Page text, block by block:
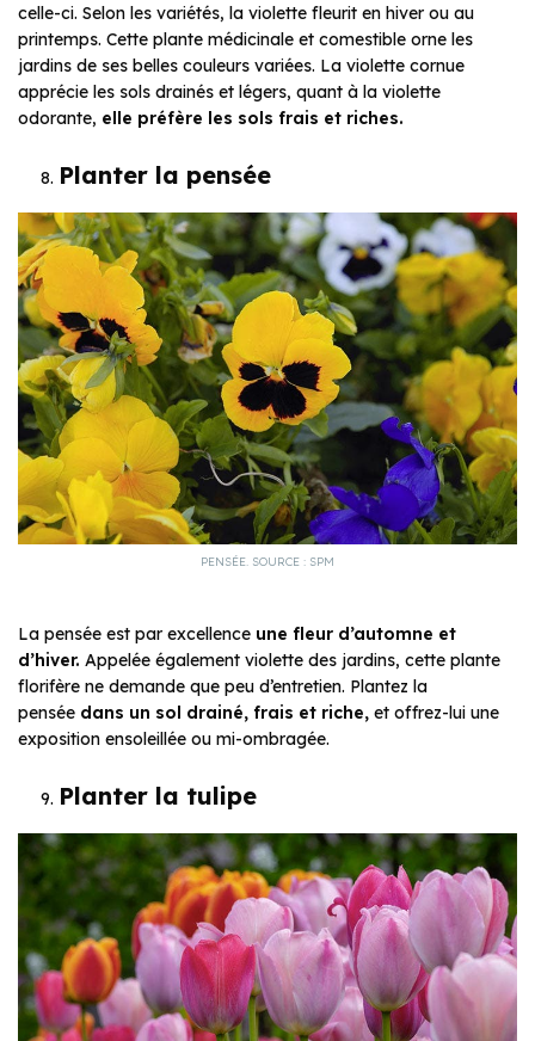
celle-ci. Selon les variétés, la violette fleurit en hiver ou au
printemps. Cette plante médicinale et comestible orne les
jardins de ses belles couleurs variées. La violette cornue
apprécie les sols drainés et légers, quant à la violette
odorante, elle préfère les sols frais et riches.
Planter la pensée
PENSÉE. SOURCE : SPM
La pensée est par excellence une fleur d’automne et
d’hiver. Appelée également violette des jardins, cette plante
florifère ne demande que peu d’entretien. Plantez la
pensée dans un sol drainé, frais et riche, et offrez-lui une
exposition ensoleillée ou mi-ombragée.
Planter la tulipe